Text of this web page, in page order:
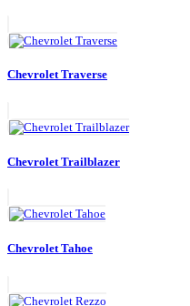
Chevrolet Traverse
Chevrolet Trailblazer
Chevrolet Tahoe